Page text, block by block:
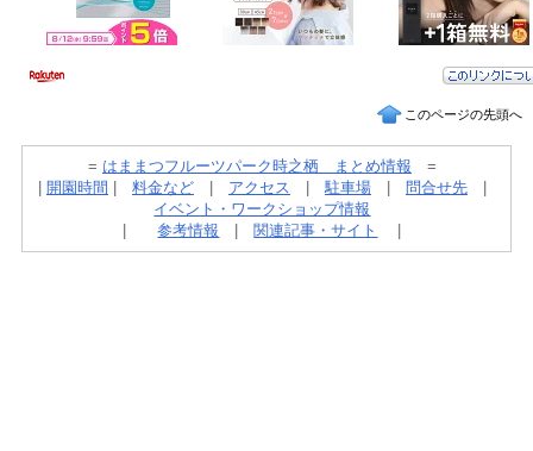
このページの先頭へ
= はままつフルーツパーク時之栖 まとめ情報 =
開園時間 料金など| アクセス |駐車場| 問合せ先|
イベント・ワークショップ情報
|参考情報 関連記事・サイト